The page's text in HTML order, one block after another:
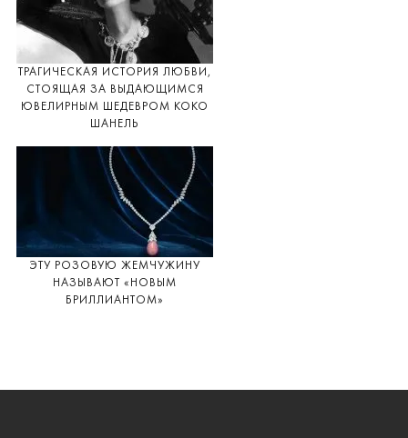
ТРАГИЧЕСКАЯ ИСТОРИЯ ЛЮБВИ,
СТОЯЩАЯ ЗА ВЫДАЮЩИМСЯ
ЮВЕЛИРНЫМ ШЕДЕВРОМ КОКО
ШАНЕЛЬ
ЭТУ РОЗОВУЮ ЖЕМЧУЖИНУ
НАЗЫВАЮТ «НОВЫМ
БРИЛЛИАНТОМ»